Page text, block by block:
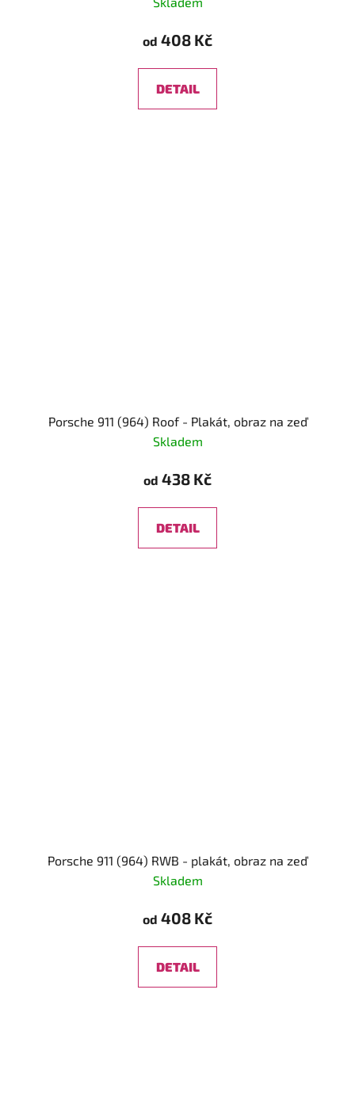
od 408 Kč
DETAIL
Porsche 911 (964) Roof - Plakát, obraz na zeď
Skladem
od 438 Kč
DETAIL
Porsche 911 (964) RWB - plakát, obraz na zeď
Skladem
od 408 Kč
DETAIL